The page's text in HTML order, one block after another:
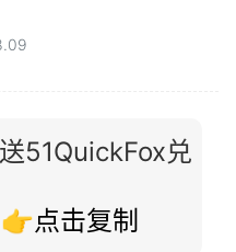
51QuickFox兑
👉点击复制